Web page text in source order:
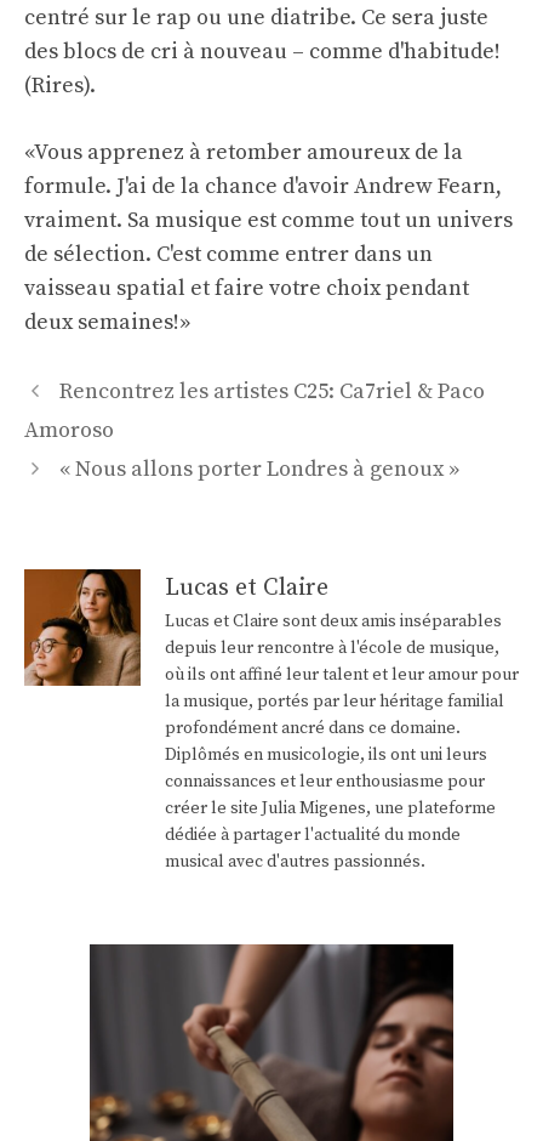
centré sur le rap ou une diatribe. Ce sera juste
des blocs de cri à nouveau – comme d'habitude!
(Rires).
«Vous apprenez à retomber amoureux de la
formule. J'ai de la chance d'avoir Andrew Fearn,
vraiment. Sa musique est comme tout un univers
de sélection. C'est comme entrer dans un
vaisseau spatial et faire votre choix pendant
deux semaines!»
Navigation
des
Rencontrez les artistes C25: Ca7riel & Paco
Amoroso
« Nous allons porter Londres à genoux »
Lucas et Claire
Lucas et Claire sont deux amis inséparables
depuis leur rencontre à l'école de musique,
où ils ont affiné leur talent et leur amour pour
la musique, portés par leur héritage familial
profondément ancré dans ce domaine.
Diplômés en musicologie, ils ont uni leurs
connaissances et leur enthousiasme pour
créer le site Julia Migenes, une plateforme
dédiée à partager l'actualité du monde
musical avec d'autres passionnés.